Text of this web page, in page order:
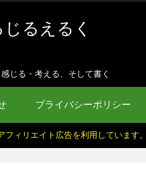
じるえるく
じる・考える、そして書く
プライバシーポリシー
フィリエイト広告を利用しています。